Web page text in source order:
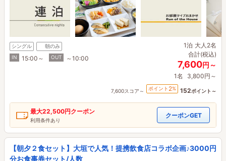
シングル
朝のみ
IN
15:00～ OUT ～10:00
1泊 大人2名
合計(税込)
7,600円～
1名 3,800円～
7,600スコア～ ポイント 2% 152ポイント～
最大22,500円クーポン
利用条件あり
クーポンGET
【朝夕２食セット】大垣で人気！提携飲食店コラボ企画♪3000円
分お食事券セット/人数